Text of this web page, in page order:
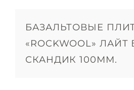
БАЗАЛЬТОВЫЕ
«ROCKWOOL» ЛАЙТ
СКАНДИК 100ММ.